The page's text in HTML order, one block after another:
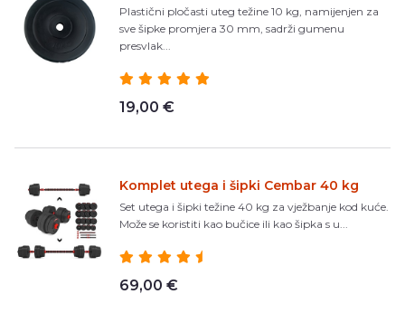
Plastični pločasti uteg težine 10 kg, namijenjen za
sve šipke promjera 30 mm, sadrži gumenu
presvlak...
19,00 €
Komplet utega i šipki Cembar 40 kg
Set utega i šipki težine 40 kg za vježbanje kod kuće.
Može se koristiti kao bučice ili kao šipka s u...
69,00 €